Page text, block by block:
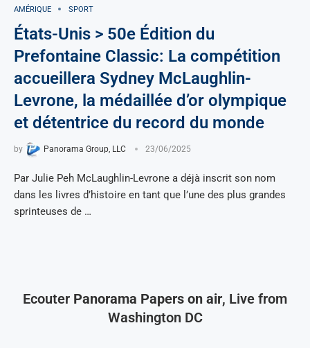
AMÉRIQUE SPORT
États-Unis > 50e Édition du
Prefontaine Classic: La compétition
accueillera Sydney McLaughlin-
Levrone, la médaillée d’or olympique
et détentrice du record du monde
by Panorama Group, LLC 23/06/2025
Par Julie Peh McLaughlin-Levrone a déjà inscrit son nom
dans les livres d’histoire en tant que l’une des plus grandes
sprinteuses de …
Ecouter Panorama Papers on air, Live from
Washington DC